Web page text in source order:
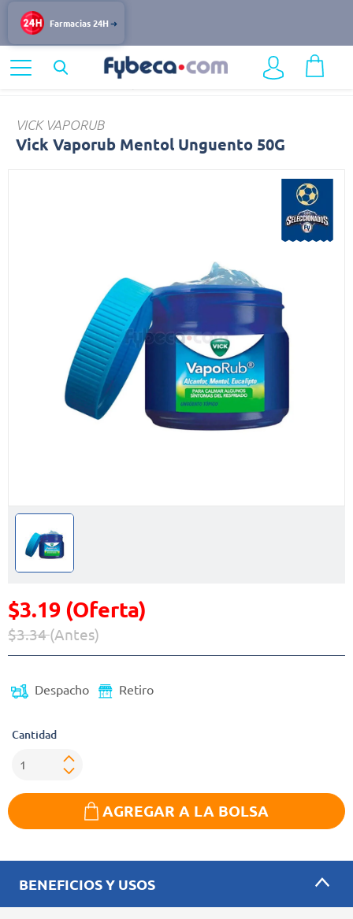
Farmacias 24H
Respiratorio
VICK VAPORUB
Vick Vaporub Mentol Unguento 50G
$3.19 (Oferta)
Precio reducido de
$3.34(Antes)
Despacho Retiro
Cantidad
AGREGAR A LA BOLSA
BENEFICIOS Y USOS